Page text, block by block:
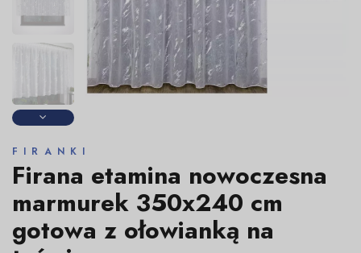
FIRANKI
Firana etamina nowoczesna
marmurek 350x240 cm
gotowa z ołowianką na